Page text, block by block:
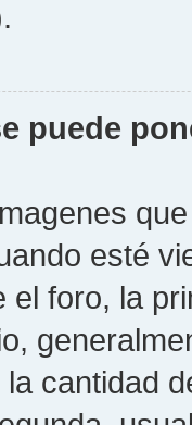
puede
esté
el foro, la
la cantidad